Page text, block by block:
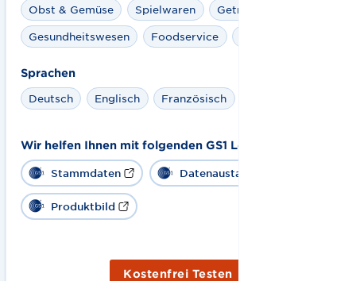
Obst & Gemüse Spielwaren Getraenke
Gesundheitswesen Foodservice
Sprachen
Deutsch
Englisch Französisch
Wir helfen Ihnen mit folgenden GS1 Lösungen:
Stammdaten Datenaustausch
Produktbild
Kostenfrei Testen